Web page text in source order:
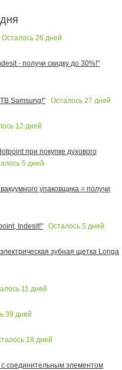
Осталось 26 дней
- получи скидку до 30%!"
Samsung!"
Осталось 27 дней
12 дней
при покупке духового
5 дней
упаковщика = получи
Indesit!"
Осталось 5 дней
зубная щетка Longa
11 дней
39 дней
18 дней
соединительным элементом